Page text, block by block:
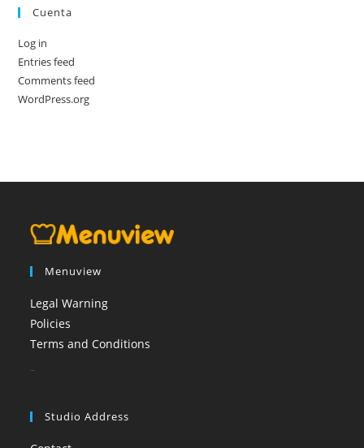
Cuenta
Log in
Entries feed
Comments feed
WordPress.org
Menuview
Legal Warning
Policies
Terms and Conditions
Studio Address